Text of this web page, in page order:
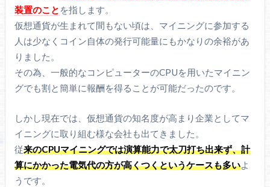
装置のこと を指します。
仮想通貨が生まれて間もない頃は、マイニングに参加する
人は少なくコイン自体の発行可能量にもかなりの余裕があ
りました。
その為、一般的なコンピューターのCPUを用いたマイニン
グでも割と簡単に報酬を得ることが可能だったのです。
しかし現在では、仮想通貨の知名度が高まり企業としてマ
イニングに取り組む様な会社も出てきました。
従来のCPUマイニングでは演算能力で太刀打ち出来ず、計
算にかかった電気代の方が高くつくというケースも多いよ
うです。